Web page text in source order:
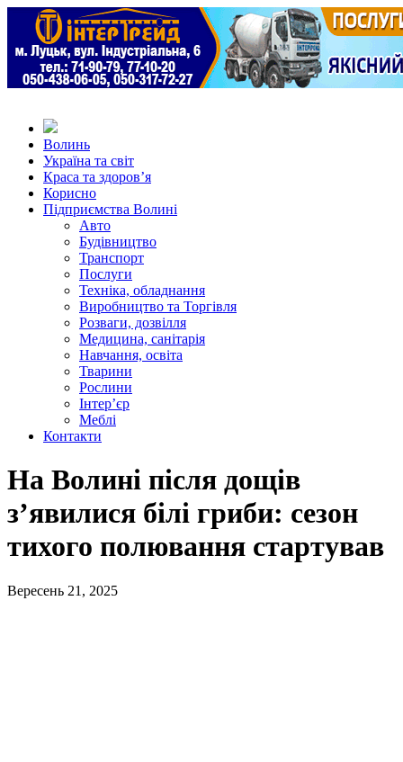
Волинь
Україна та світ
Краса та здоров’я
Корисно
Підприємства Волині
Авто
Будівництво
Транспорт
Послуги
Техніка, обладнання
Виробництво та Торгівля
Розваги, дозвілля
Медицина, санітарія
Навчання, освіта
Тварини
Рослини
Інтер’єр
Меблі
Контакти
На Волині після дощів
з’явилися білі гриби: сезон
тихого полювання стартував
Вересень 21, 2025